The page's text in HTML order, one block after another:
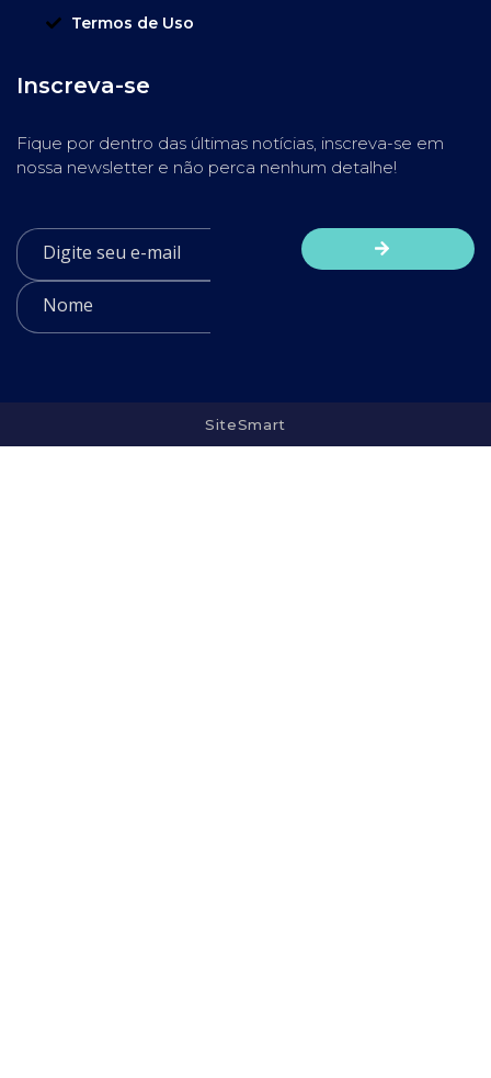
Termos de Uso
Inscreva-se
Fique por dentro das últimas notícias, inscreva-se em
nossa newsletter e não perca nenhum detalhe!
SiteSmart